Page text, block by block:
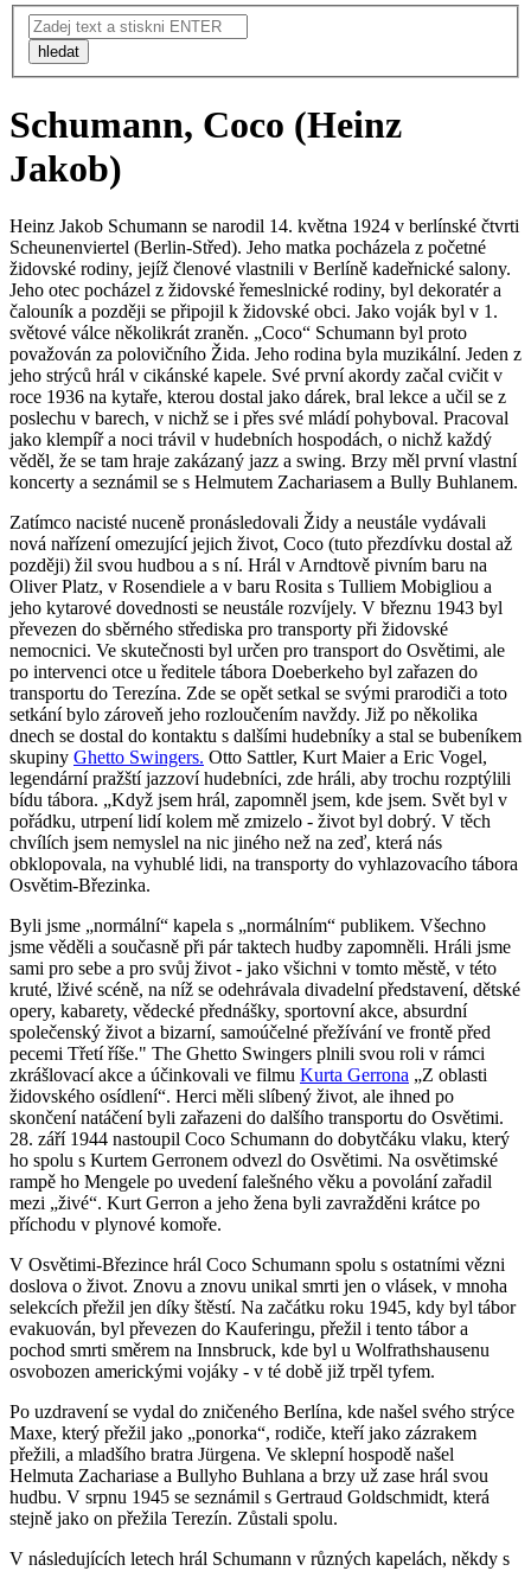
hledat
Schumann, Coco (Heinz
Jakob)
Heinz Jakob Schumann se narodil 14. května 1924 v berlínské čtvrti
Scheunenviertel (Berlin-Střed). Jeho matka pocházela z početné
židovské rodiny, jejíž členové vlastnili v Berlíně kadeřnické salony.
Jeho otec pocházel z židovské řemeslnické rodiny, byl dekoratér a
čalouník a později se připojil k židovské obci. Jako voják byl v 1.
světové válce několikrát zraněn. „Coco“ Schumann byl proto
považován za polovičního Žida. Jeho rodina byla muzikální. Jeden z
jeho strýců hrál v cikánské kapele. Své první akordy začal cvičit v
roce 1936 na kytaře, kterou dostal jako dárek, bral lekce a učil se z
poslechu v barech, v nichž se i přes své mládí pohyboval. Pracoval
jako klempíř a noci trávil v hudebních hospodách, o nichž každý
věděl, že se tam hraje zakázaný jazz a swing. Brzy měl první vlastní
koncerty a seznámil se s Helmutem Zachariasem a Bully Buhlanem.
Zatímco nacisté nuceně pronásledovali Židy a neustále vydávali
nová nařízení omezující jejich život, Coco (tuto přezdívku dostal až
později) žil svou hudbou a s ní. Hrál v Arndtově pivním baru na
Oliver Platz, v Rosendiele a v baru Rosita s Tulliem Mobigliou a
jeho kytarové dovednosti se neustále rozvíjely. V březnu 1943 byl
převezen do sběrného střediska pro transporty při židovské
nemocnici. Ve skutečnosti byl určen pro transport do Osvětimi, ale
po intervenci otce u ředitele tábora Doeberkeho byl zařazen do
transportu do Terezína. Zde se opět setkal se svými prarodiči a toto
setkání bylo zároveň jeho rozloučením navždy. Již po několika
dnech se dostal do kontaktu s dalšími hudebníky a stal se bubeníkem
skupiny Ghetto Swingers. Otto Sattler, Kurt Maier a Eric Vogel,
legendární pražští jazzoví hudebníci, zde hráli, aby trochu rozptýlili
bídu tábora. „Když jsem hrál, zapomněl jsem, kde jsem. Svět byl v
pořádku, utrpení lidí kolem mě zmizelo - život byl dobrý. V těch
chvílích jsem nemyslel na nic jiného než na zeď, která nás
obklopovala, na vyhublé lidi, na transporty do vyhlazovacího tábora
Osvětim-Březinka.
Byli jsme „normální“ kapela s „normálním“ publikem. Všechno
jsme věděli a současně při pár taktech hudby zapomněli. Hráli jsme
sami pro sebe a pro svůj život - jako všichni v tomto městě, v této
kruté, lživé scéně, na níž se odehrávala divadelní představení, dětské
opery, kabarety, vědecké přednášky, sportovní akce, absurdní
společenský život a bizarní, samoúčelné přežívání ve frontě před
pecemi Třetí říše." The Ghetto Swingers plnili svou roli v rámci
zkrášlovací akce a účinkovali ve filmu Kurta Gerrona „Z oblasti
židovského osídlení“. Herci měli slíbený život, ale ihned po
skončení natáčení byli zařazeni do dalšího transportu do Osvětimi.
28. září 1944 nastoupil Coco Schumann do dobytčáku vlaku, který
ho spolu s Kurtem Gerronem odvezl do Osvětimi. Na osvětimské
rampě ho Mengele po uvedení falešného věku a povolání zařadil
mezi „živé“. Kurt Gerron a jeho žena byli zavražděni krátce po
příchodu v plynové komoře.
V Osvětimi-Březince hrál Coco Schumann spolu s ostatními vězni
doslova o život. Znovu a znovu unikal smrti jen o vlásek, v mnoha
selekcích přežil jen díky štěstí. Na začátku roku 1945, kdy byl tábor
evakuován, byl převezen do Kauferingu, přežil i tento tábor a
pochod smrti směrem na Innsbruck, kde byl u Wolfrathshausenu
osvobozen americkými vojáky - v té době již trpěl tyfem.
Po uzdravení se vydal do zničeného Berlína, kde našel svého strýce
Maxe, který přežil jako „ponorka“, rodiče, kteří jako zázrakem
přežili, a mladšího bratra Jürgena. Ve sklepní hospodě našel
Helmuta Zachariase a Bullyho Buhlana a brzy už zase hrál svou
hudbu. V srpnu 1945 se seznámil s Gertraud Goldschmidt, která
stejně jako on přežila Terezín. Zůstali spolu.
V následujících letech hrál Schumann v různých kapelách, někdy s